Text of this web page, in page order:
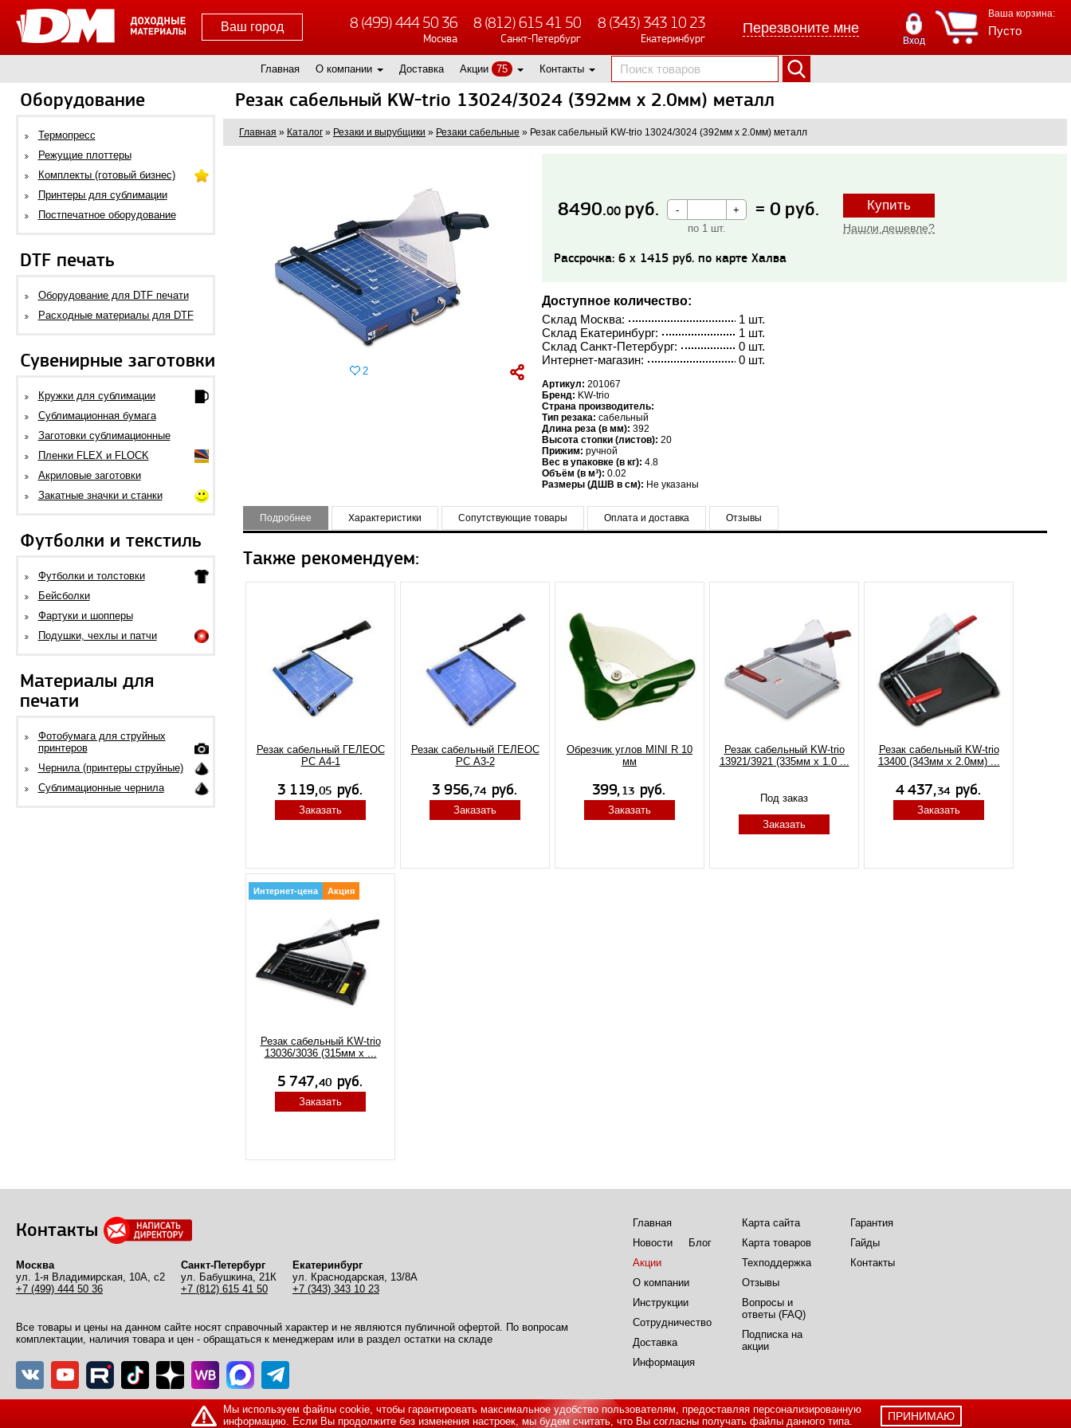
Ваш город 8 (499) 444 50 36
Москва
8 (812) 615 41 50
Санкт-Петербург
8 (343) 343 10 23
Екатеринбург
Перезвоните мне
Ваша корзина:
Пусто
Вход
Главная О компании Доставка Акции 75 Контакты
Оборудование
Термопресс
Режущие плоттеры
Комплекты (готовый бизнес)
Принтеры для сублимации
Постпечатное оборудование
DTF печать
Оборудование для DTF печати
Расходные материалы для DTF
Сувенирные заготовки
Кружки для сублимации
Сублимационная бумага
Заготовки сублимационные
Пленки FLEX и FLOCK
Акриловые заготовки
Закатные значки и станки
Футболки и текстиль
Футболки и толстовки
Бейсболки
Фартуки и шопперы
Подушки, чехлы и патчи
Материалы для
печати
Фотобумага для струйных
принтеров
Чернила (принтеры струйные)
Сублимационные чернила
Резак сабельный KW-trio 13024/3024 (392мм х 2.0мм) металл
Главная » Каталог » Резаки и вырубщики » Резаки сабельные » Резак сабельный KW-trio 13024/3024 (392мм х 2.0мм) металл
2
8490.00 руб.
по 1 шт.
= 0 руб. Купить
Нашли дешевле?
Рассрочка: 6 x 1415 руб. по карте Халва
Доступное количество:
1 шт.
Склад Москва:
1 шт.
Склад Екатеринбург:
0 шт.
Склад Санкт-Петербург:
0 шт.
Интернет-магазин:
Артикул: 201067
Бренд: KW-trio
Страна производитель:
Тип резака: сабельный
Длина реза (в мм): 392
Высота стопки (листов): 20
Прижим: ручной
Вес в упаковке (в кг): 4.8
Объём (в м³): 0.02
Размеры (ДШВ в см): Не указаны
Подробнее Характеристики Сопутствующие товары Оплата и доставка Отзывы
Также рекомендуем:
Резак сабельный ГЕЛЕОС
РС А4-1
Заказать
Резак сабельный ГЕЛЕОС
РС А3-2
Заказать
Обрезчик углов MINI R 10
мм
Заказать
Резак сабельный KW-trio
13921/3921 (335мм x 1.0 ...
Под заказ
Заказать
Резак сабельный KW-trio
13400 (343мм х 2.0мм) ...
Заказать
Акция
Интернет-цена
Резак сабельный KW-trio
13036/3036 (315мм х ...
Заказать
Контакты
Москва
ул. 1-я Владимирская, 10А, с2
+7 (499) 444 50 36
Санкт-Петербург
ул. Бабушкина, 21К
+7 (812) 615 41 50
Екатеринбург
ул. Краснодарская, 13/8А
+7 (343) 343 10 23
Все товары и цены на данном сайте носят справочный характер и не являются публичной офертой. По вопросам
комплектации, наличия товара и цен - обращаться к менеджерам или в раздел остатки на складе
Главная
Новости
Блог
Акции
О компании
Инструкции
Сотрудничество
Доставка
Информация
Карта сайта
Карта товаров
Техподдержка
Отзывы
Вопросы и
ответы (FAQ)
Подписка на
акции
Гарантия
Гайды
Контакты
ПРИНИМАЮ
Мы используем файлы cookie, чтобы гарантировать максимальное удобство пользователям, предоставляя персонализированную
информацию. Если Вы продолжите без изменения настроек, мы будем считать, что Вы согласны получать файлы данного типа.